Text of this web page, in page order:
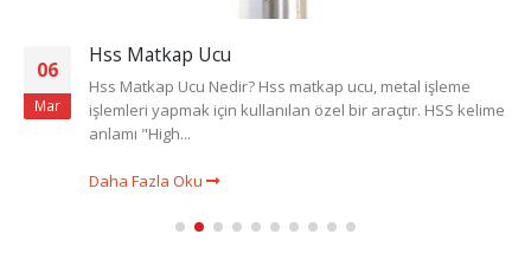
06
Mar
Hss Matkap Ucu
Hss Matkap Ucu Nedir? Hss matkap ucu, metal işleme
işlemleri yapmak için kullanılan özel bir araçtır. HSS kelime
anlamı "High...
Daha Fazla Oku